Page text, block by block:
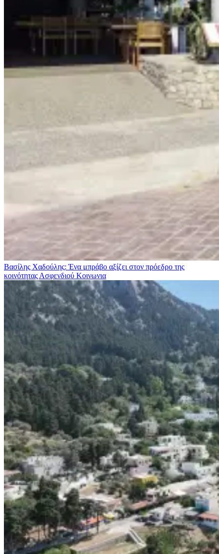
Βασίλης Χαδούλης: Ένα μπράβο αξίζει στον πρόεδρο της
κοινότητας Ασφενδιού Κοινωνια